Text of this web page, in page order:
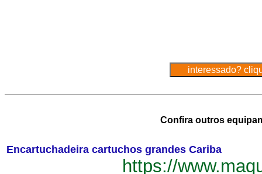
Confira outros
Encartuchadeira cartuchos grandes Cariba
https://